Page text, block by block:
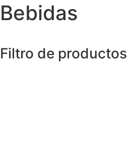
Bebidas
Filtro de productos